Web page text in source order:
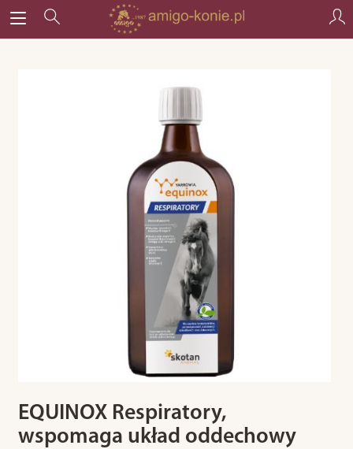
EQUINOX Respiratory,
wspomaga układ oddechowy